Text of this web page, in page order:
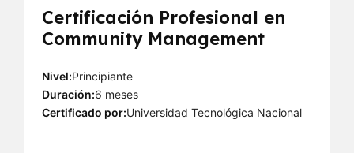
Certificación Profesional en
Community Management
Nivel:Principiante
Duración:6 meses
Certificado por:Universidad Tecnológica Nacional